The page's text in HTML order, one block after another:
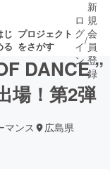
じ
る
プロジェクト
をさがす
もうすぐ公開
されます
ロ
グ
イ
ン
/
新
規
会
員
登
録
DANCE ”
場！第2弾
マンス 広島県